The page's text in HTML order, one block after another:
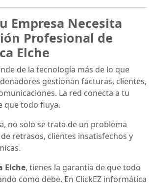
Empresa Necesita
Profesional de
Elche
de la tecnología más de lo que
gestionan facturas, clientes,
La red conecta a tu
que todo fluya.
no solo se trata de un problema
retrasos, clientes insatisfechos y
Elche, tienes la garantía de que todo
como debe. En ClickEZ informática